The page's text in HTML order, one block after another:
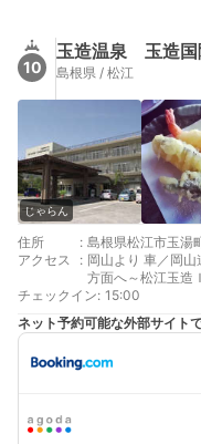
10
玉造温泉 玉造国
島根県 / 松江
じゃらん
住所 : 島根県松江市玉湯
アクセス
: 岡山より 車／岡
方面へ～松江玉造
JR伯備線経由山
東京より 車／東名
道出雲方面へ～松
最寄り駅１ 玉造温泉
補足 車／駐車場
チェックイン: 15:00
ネット予約可能な外部サイト